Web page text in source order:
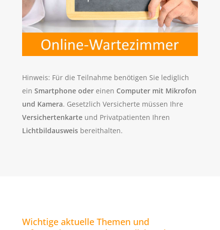
Hinweis: Für die Teilnahme benötigen Sie lediglich
ein Smartphone odereinen Computer mit Mikrofon
und Kamera. Gesetzlich Versicherte müssen Ihre
Versichertenkarteund Privatpatienten Ihren
Lichtbildausweisbereithalten.
Wichtige aktuelle Themen und